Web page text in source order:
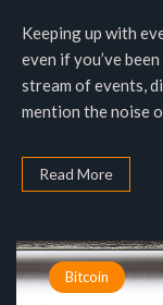
Keeping up with
even if you’ve
stream of events,
mention the noise
Read More
Bitcoin